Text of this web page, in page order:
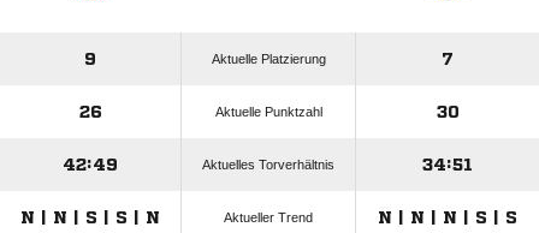
9 Aktuelle Platzierung 7
26 Aktuelle Punktzahl 30
42:49 Aktuelles Torverhältnis 34:51
N | N | S | S | N Aktueller Trend N | N | N | S | S